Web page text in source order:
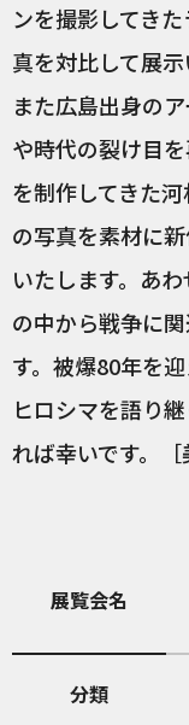
ンを撮影してき
真を対比して展示
また広島出身の
や時代の裂け目
を制作してきた
の写真を素材に
いたします。あ
の中から戦争に
す。被爆80年を
ヒロシマを語り
れば幸いです。［
展覧会名
分類